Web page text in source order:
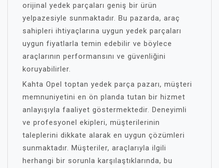
orijinal yedek parçaları geniş bir ürün
yelpazesiyle sunmaktadır. Bu pazarda, araç
sahipleri ihtiyaçlarına uygun yedek parçaları
uygun fiyatlarla temin edebilir ve böylece
araçlarının performansını ve güvenliğini
koruyabilirler.
Kahta Opel toptan yedek parça pazarı, müşteri
memnuniyetini en ön planda tutan bir hizmet
anlayışıyla faaliyet göstermektedir. Deneyimli
ve profesyonel ekipleri, müşterilerinin
taleplerini dikkate alarak en uygun çözümleri
sunmaktadır. Müşteriler, araçlarıyla ilgili
herhangi bir sorunla karşılaştıklarında, bu